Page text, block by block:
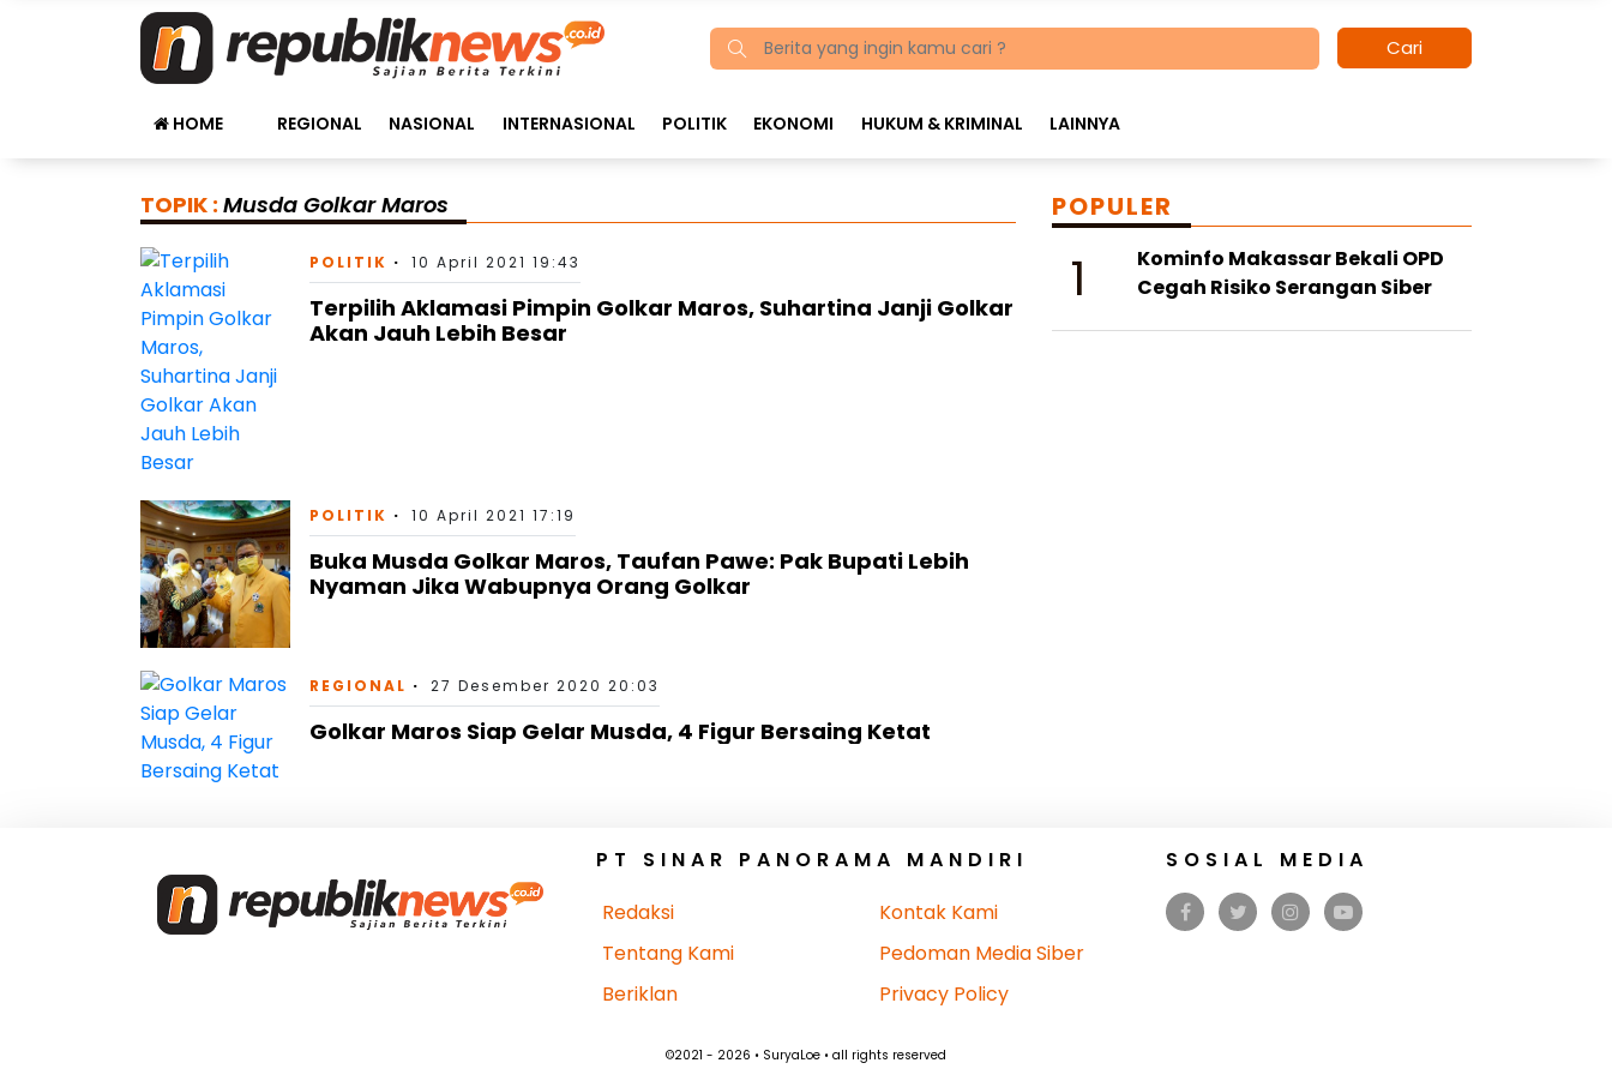
Cari
HOME REGIONAL NASIONAL INTERNASIONAL POLITIK EKONOMI HUKUM & KRIMINAL LAINNYA
TOPIK : Musda Golkar Maros
POLITIK 10 April 2021 19:43
Terpilih Aklamasi Pimpin Golkar Maros, Suhartina Janji Golkar
Akan Jauh Lebih Besar
POLITIK 10 April 2021 17:19
Buka Musda Golkar Maros, Taufan Pawe: Pak Bupati Lebih
Nyaman Jika Wabupnya Orang Golkar
REGIONAL 27 Desember 2020 20:03
Golkar Maros Siap Gelar Musda, 4 Figur Bersaing Ketat
POPULER
1
Kominfo Makassar Bekali OPD
Cegah Risiko Serangan Siber
PT SINAR PANORAMA MANDIRI
Redaksi
Tentang Kami
Beriklan
Kontak Kami
Pedoman Media Siber
Privacy Policy
SOSIAL MEDIA
©2021 - 2026 • SuryaLoe • all rights reserved